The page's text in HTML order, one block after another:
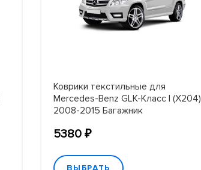
Коврики текстильные для
Mercedes-Benz GLK-Класс I (X204)
2008-2015 Багажник
5380 ₽
ВЫБРАТЬ